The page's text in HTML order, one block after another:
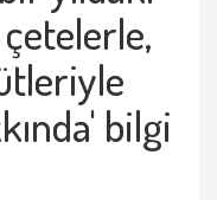
bilgi